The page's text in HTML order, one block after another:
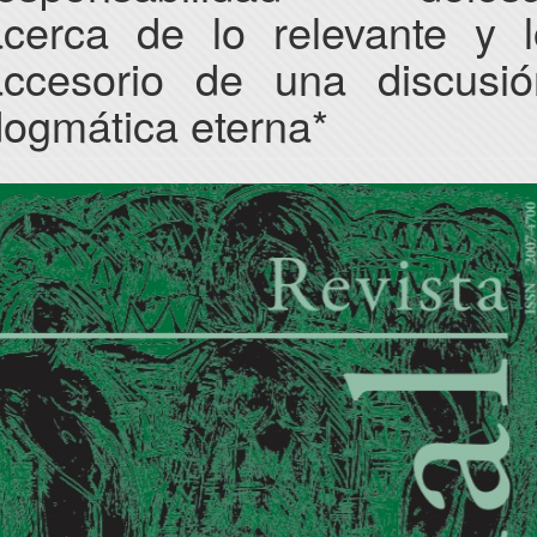
de lo relevante y
de una
eterna*